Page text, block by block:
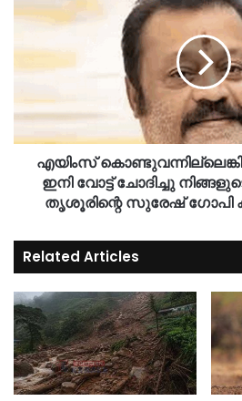
എയിംസ്
ഇനി വോട്ട് ചോദിച്ചു
തൃശൂരിന്റെ സുരേഷ് ഗോപി കളം
Related Articles